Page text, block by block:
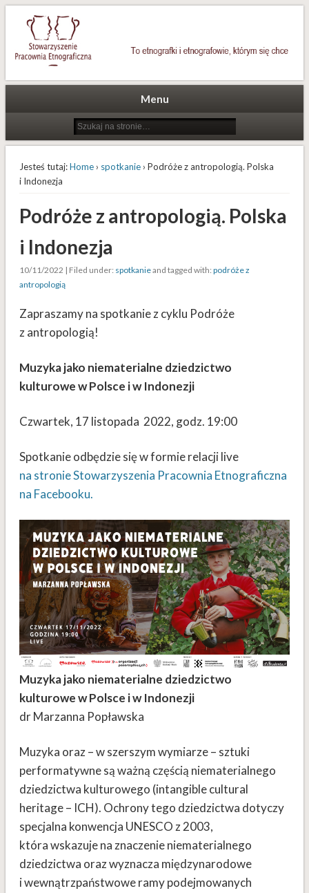
Stowarzyszenie Pracownia
Etnograficzna
To etnografki i etnografowie, którym się chce
Menu
Jesteś tutaj:Home› spotkanie› Podróże z antropologią. Polska
i Indonezja
Podróże z antropologią. Polska
i Indonezja
10/11/2022 | Filed under: spotkanieand tagged with: podróże z
antropologią
Zapraszamy na spotkanie z cyklu Podróże
z antropologią!
Muzyka jako niematerialne dziedzictwo
kulturowe w Polsce i w Indonezji
Czwartek, 17 listopada 2022, godz. 19:00
Spotkanie odbędzie się w formie relacji live
na stronie Stowarzyszenia Pracownia Etnograficzna
na Facebooku.
Muzyka jako niematerialne dziedzictwo
kulturowe w Polsce i w Indonezji
dr Marzanna Popławska
Muzyka oraz – w szerszym wymiarze – sztuki
performatywne są ważną częścią niematerialnego
dziedzictwa kulturowego (intangible cultural
heritage – ICH). Ochrony tego dziedzictwa dotyczy
specjalna konwencja UNESCO z 2003,
która wskazuje na znaczenie niematerialnego
dziedzictwa oraz wyznacza międzynarodowe
i wewnątrzpaństwowe ramy podejmowanych